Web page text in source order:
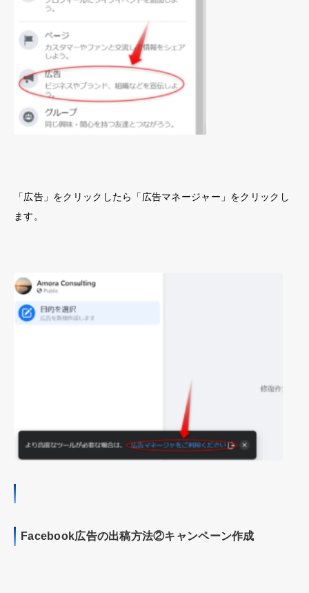
「広告」をクリックしたら「広告マネージャー」をクリックし
ます。
Facebook広告の出稿方法②キャンペーン作成